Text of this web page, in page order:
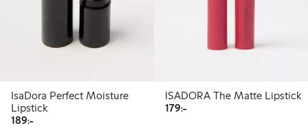
IsaDora Perfect Moisture
Lipstick
189:-189,00 kr
ISADORA The Matte Lipstick
179:-179,00 kr